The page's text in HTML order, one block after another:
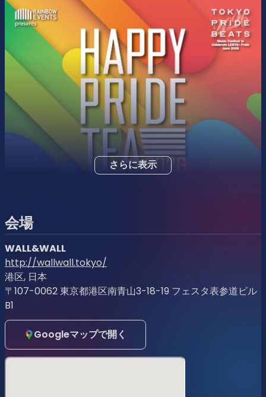
さらに表示
会場
WALL&WALL
http://wallwall.tokyo/
港区, 日本
〒107-0062 東京都港区南青山3-18-19 フェスタ表参道ビル
B1
Googleマップで開く